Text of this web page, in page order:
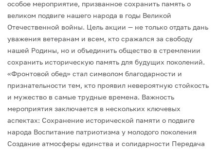
особое мероприятие, призванное сохранить память о
великом подвиге нашего народа в годы Великой
Отечественной войны. Цель акции — не только отдать дань
уважения ветеранам и всем, кто сражался за свободу
нашей Родины, но и объединить общество в стремлении
сохранить историческую память для будущих поколений.
«Фронтовой обед» стал символом благодарности и
признательности тем, кто проявил невероятную стойкость
и мужество в самые трудные времена. Важность
мероприятия заключается в нескольких ключевых
аспектах: Сохранение исторической памяти о подвиге
народа Воспитание патриотизма у молодого поколения
Создание атмосферы единства и солидарности Передача